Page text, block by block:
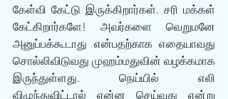
கேள்வி கேட்டு இருக்கிறார்கள். சரி மக்கள்
கேட்கிறார்களே! அவர்களை வெறுமனே
அனுப்பக்கூடாது என்பதற்காக எதையாவது
சொல்லிவிடுவது முஹம்மதுவின் வழக்கமாக
இருந்துள்ளது. நெய்யில் எலி
விழுந்துவிட்டால் என்ன செய்வது என்று